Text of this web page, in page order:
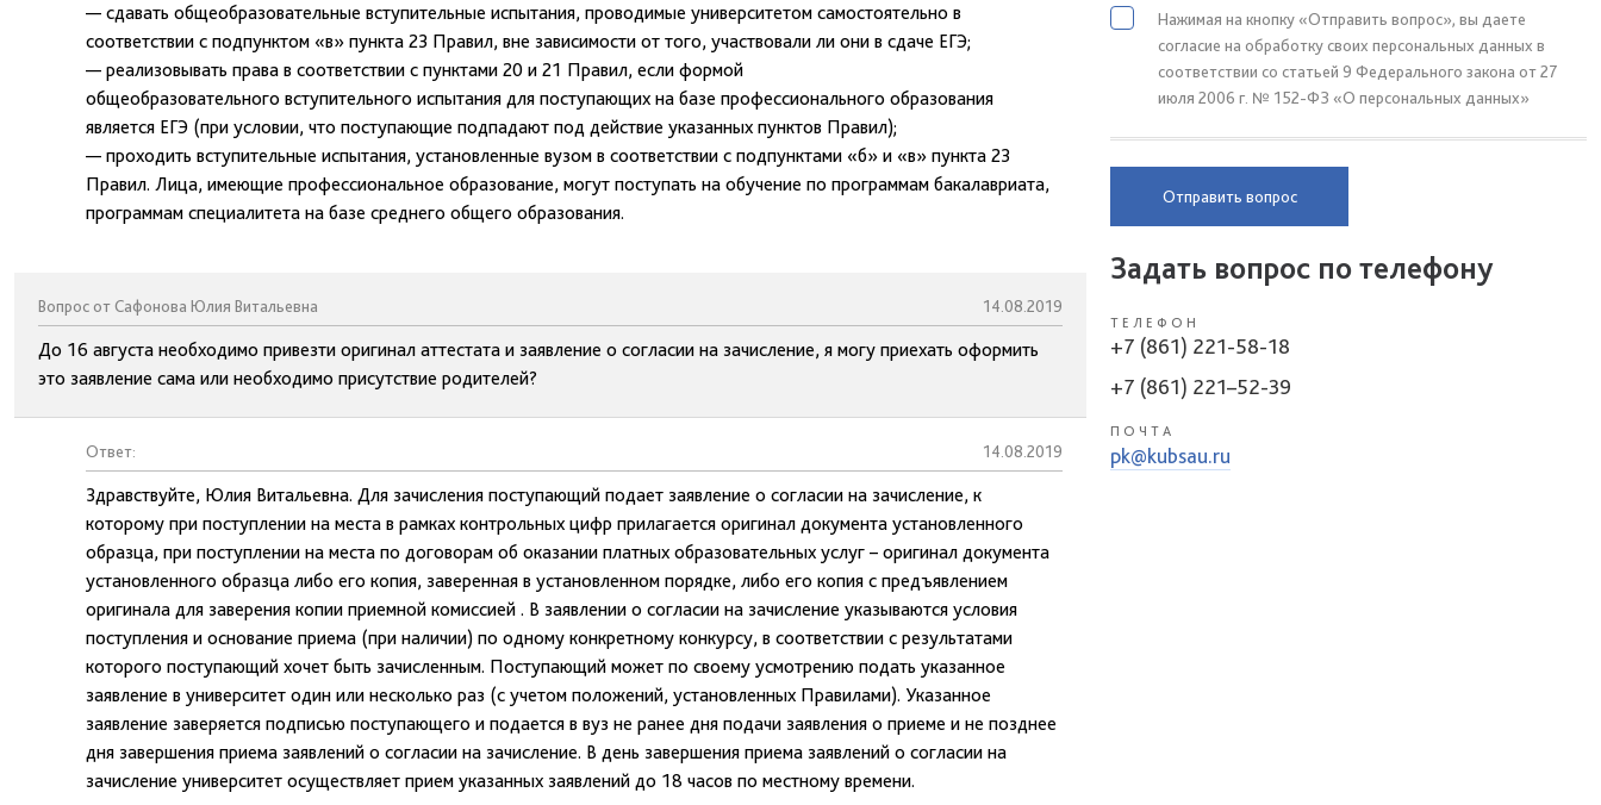
— сдавать общеобразовательные вступительные испытания, проводимые университетом самостоятельно в
соответствии с подпунктом «в» пункта 23 Правил, вне зависимости от того, участвовали ли они в сдаче ЕГЭ;
— реализовывать права в соответствии с пунктами 20 и 21 Правил, если формой
общеобразовательного вступительного испытания для поступающих на базе профессионального образования
является ЕГЭ (при условии, что поступающие подпадают под действие указанных пунктов Правил);
— проходить вступительные испытания, установленные вузом в соответствии с подпунктами «б» и «в» пункта 23
Правил. Лица, имеющие профессиональное образование, могут поступать на обучение по программам бакалавриата,
программам специалитета на базе среднего общего образования.
Вопрос от Сафонова Юлия Витальевна 14.08.2019
До 16 августа необходимо привезти оригинал аттестата и заявление о согласии на зачисление, я могу приехать оформить
это заявление сама или необходимо присутствие родителей?
Ответ: 14.08.2019
Здравствуйте, Юлия Витальевна. Для зачисления поступающий подает заявление о согласии на зачисление, к
которому при поступлении на места в рамках контрольных цифр прилагается оригинал документа установленного
образца, при поступлении на места по договорам об оказании платных образовательных услуг – оригинал документа
установленного образца либо его копия, заверенная в установленном порядке, либо его копия с предъявлением
оригинала для заверения копии приемной комиссией . В заявлении о согласии на зачисление указываются условия
поступления и основание приема (при наличии) по одному конкретному конкурсу, в соответствии с результатами
которого поступающий хочет быть зачисленным. Поступающий может по своему усмотрению подать указанное
заявление в университет один или несколько раз (с учетом положений, установленных Правилами). Указанное
заявление заверяется подписью поступающего и подается в вуз не ранее дня подачи заявления о приеме и не позднее
дня завершения приема заявлений о согласии на зачисление. В день завершения приема заявлений о согласии на
зачисление университет осуществляет прием указанных заявлений до 18 часов по местному времени.
Нажимая на кнопку «Отправить вопрос», вы даете
согласие на обработку своих персональных данных в
соответствии со статьей 9 Федерального закона от 27
июля 2006 г. № 152-ФЗ «О персональных данных»
Отправить вопрос
Задать вопрос по телефону
ТЕЛЕФОН
+7 (861) 221-58-18
+7 (861) 221–52-39
ПОЧТА
pk@kubsau.ru